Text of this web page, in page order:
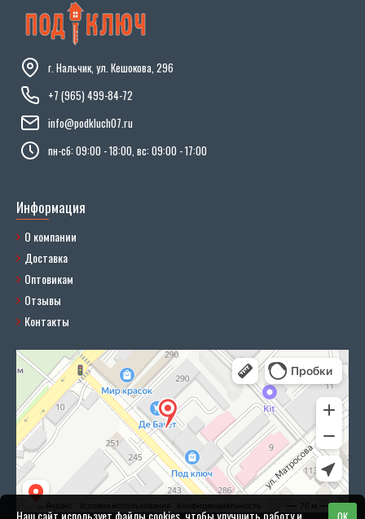
г. Нальчик, ул. Кешокова, 296
+7 (965) 499-84-72
info@podkluch07.ru
пн-сб: 09:00 - 18:00, вс: 09:00 - 17:00
Информация
О компании
Доставка
Оптовикам
Отзывы
Контакты
Наш сайт использует файлы cookies, чтобы улучшить работу и